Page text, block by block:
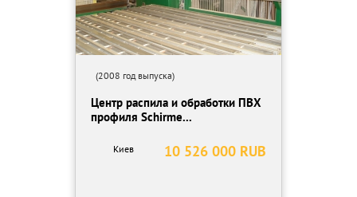
(2008 год выпуска)
Центр распила и обработки ПВХ
профиля Schirme...
10 526 000 RUB
Киев